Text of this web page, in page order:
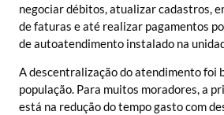
negociar débitos, atualizar cadastros,
de faturas e até realizar pagamentos
de autoatendimento instalado na
A descentralização do atendimento foi
população. Para muitos moradores, a
está na redução do tempo gasto com